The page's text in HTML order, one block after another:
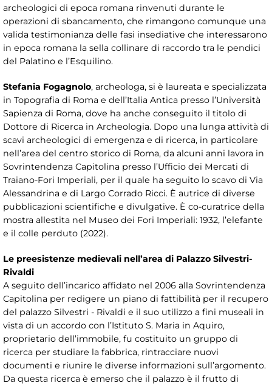
archeologici di epoca romana rinvenuti durante le
operazioni di sbancamento, che rimangono comunque una
valida testimonianza delle fasi insediative che interessarono
in epoca romana la sella collinare di raccordo tra le pendici
del Palatino e l’Esquilino.
Stefania Fogagnolo, archeologa, si è laureata e specializzata
in Topografia di Roma e dell’Italia Antica presso l’Università
Sapienza di Roma, dove ha anche conseguito il titolo di
Dottore di Ricerca in Archeologia. Dopo una lunga attività di
scavi archeologici di emergenza e di ricerca, in particolare
nell’area del centro storico di Roma, da alcuni anni lavora in
Sovrintendenza Capitolina presso l’Ufficio dei Mercati di
Traiano-Fori Imperiali, per il quale ha seguito lo scavo di Via
Alessandrina e di Largo Corrado Ricci. È autrice di diverse
pubblicazioni scientifiche e divulgative. È co-curatrice della
mostra allestita nel Museo dei Fori Imperiali: 1932, l’elefante
e il colle perduto (2022).
Le preesistenze medievali nell’area di Palazzo Silvestri-
Rivaldi
A seguito dell’incarico affidato nel 2006 alla Sovrintendenza
Capitolina per redigere un piano di fattibilità per il recupero
del palazzo Silvestri - Rivaldi e il suo utilizzo a fini museali in
vista di un accordo con l’Istituto S. Maria in Aquiro,
proprietario dell’immobile, fu costituito un gruppo di
ricerca per studiare la fabbrica, rintracciare nuovi
documenti e riunire le diverse informazioni sull’argomento.
Da questa ricerca è emerso che il palazzo è il frutto di